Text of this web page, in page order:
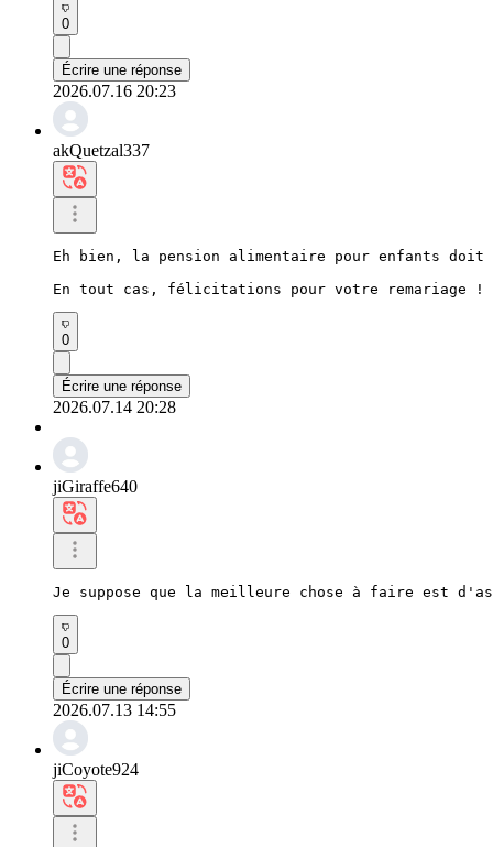
0
Écrire une réponse
2026.07.16 20:23
akQuetzal337
Eh bien, la pension alimentaire pour enfants doit
En tout cas, félicitations pour votre remariage !
0
Écrire une réponse
2026.07.14 20:28
jiGiraffe640
Je suppose que la meilleure chose à faire est
0
Écrire une réponse
2026.07.13 14:55
jiCoyote924